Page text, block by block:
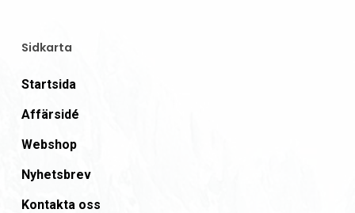
Sidkarta
Startsida
Affärsidé
Webshop
Nyhetsbrev
Kontakta oss